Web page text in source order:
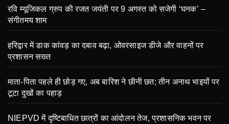
रवि म्यूजिकल ग्रुप की रजत जयंती पर 9 अगस्त को सजेगी ‘घनक’ –
संगीतमय शाम
हरिद्वार में डाक कांवड़ का दबाव बढ़ा, ओवरसाइज डीजे और वाहनों पर
प्रशासन सख्त
माता-पिता पहले ही छोड़ गए, अब बारिश ने छीनी छत; तीन अनाथ भाइयों पर
टूटा दुखों का पहाड़
NIEPVD में दृष्टिबाधित छात्रों का आंदोलन तेज, प्रशासनिक भवन पर